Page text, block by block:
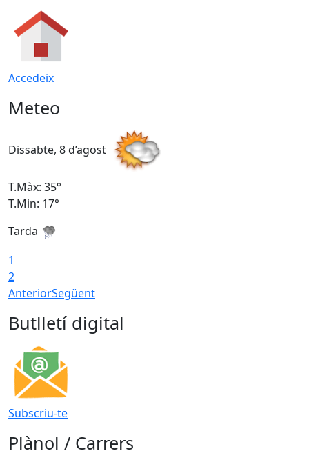
Accedeix
Meteo
Dissabte, 8 d’agost
T.Màx: 35°
T.Min: 17°
Tarda
1
2
AnteriorSegüent
Butlletí digital
Subscriu-te
Plànol / Carrers